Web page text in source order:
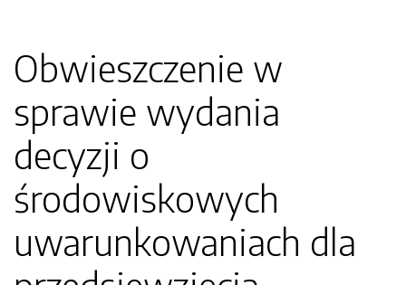
Obwieszczenie w
sprawie wydania
decyzji o
środowiskowych
uwarunkowaniach dla